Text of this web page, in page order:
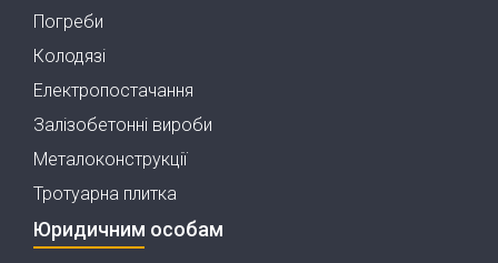
Погреби
Колодязі
Електропостачання
Залізобетонні вироби
Металоконструкції
Тротуарна плитка
Юридичним особам